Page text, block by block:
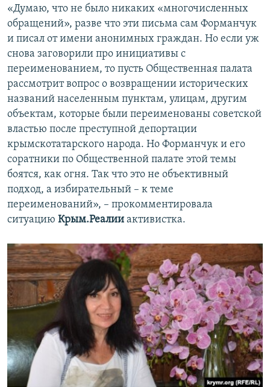
«Думаю, что не было никаких «многочисленных
обращений», разве что эти письма сам Форманчук
и писал от имени анонимных граждан. Но если уж
снова заговорили про инициативы с
переименованием, то пусть Общественная палата
рассмотрит вопрос о возвращении исторических
названий населенным пунктам, улицам, другим
объектам, которые были переименованы советской
властью после преступной депортации
крымскотатарского народа. Но Форманчук и его
соратники по Общественной палате этой темы
боятся, как огня. Так что это не объективный
подход, а избирательный – к теме
переименований», – прокомментировала
ситуацию Крым.Реалии активистка.